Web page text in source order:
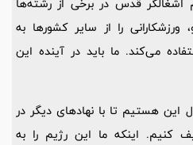
را از سایر کشورها به
می‌کند. ما باید در آینده این
این هستیم تا با نهادهای دیگر در
کنیم. اینکه ما این رژیم را به